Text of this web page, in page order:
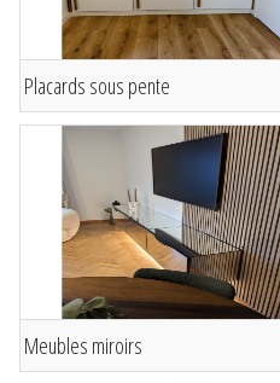
Placards sous pente
Meubles miroirs